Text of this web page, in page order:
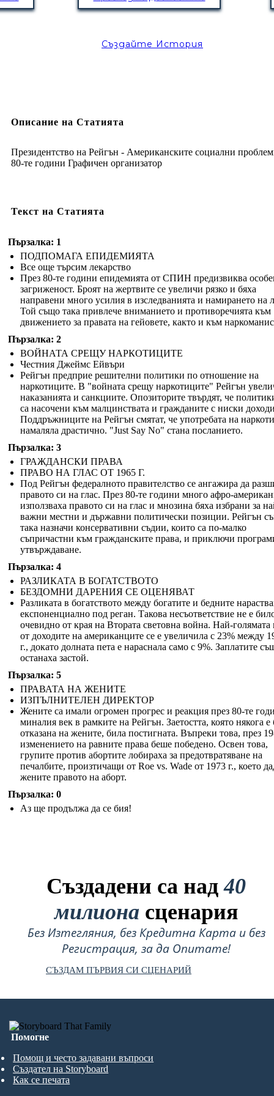
Създайте История
Описание на Статията
Президентство на Рейгън - Американските социални
80-те години Графичен организатор
Текст на Статията
Пързалка: 1
ПОДПОМАГА ЕПИДЕМИЯТА
Все още търсим лекарство
През 80-те години епидемията от СПИН предизвиква
загриженост. Броят на жертвите се увеличи рязко и бяха
направени много усилия в изследванията и намирането на
Той също така привлече вниманието и противоречията към
движението за правата на гейовете, както и към
Пързалка: 2
ВОЙНАТА СРЕЩУ НАРКОТИЦИТЕ
Честния Джеймс Ейвъри
Рейгън предприе решителни политики по отношение на
наркотиците. В "войната срещу наркотиците" Рейгън
наказанията и санкциите. Опозиторите твърдят, че
са насочени към малцинствата и гражданите с ниски
Поддръжниците на Рейгън смятат, че употребата на
намаляла драстично. "Just Say No" стана посланието.
Пързалка: 3
ГРАЖДАНСКИ ПРАВА
ПРАВО НА ГЛАС ОТ 1965 Г.
Под Рейгън федералното правителство се ангажира да
правото си на глас. През 80-те години много афро-
използваха правото си на глас и мнозина бяха избрани за
важни местни и държавни политически позиции. Рейгън
така назначи консервативни съдии, които са по-малко
съпричастни към гражданските права, и приключи
утвърждаване.
Пързалка: 4
РАЗЛИКАТА В БОГАТСТВОТО
БЕЗДОМНИ ДАРЕНИЯ СЕ ОЦЕНЯВАТ
Разликата в богатството между богатите и бедните
експоненциално под реган. Такова несъответствие не е
очевидно от края на Втората световна война. Най-голямата
от доходите на американците се е увеличила с 23% между
г., докато долната пета е нараснала само с 9%. Заплатите
останаха застой.
Пързалка: 5
ПРАВАТА НА ЖЕНИТЕ
ИЗПЪЛНИТЕЛЕН ДИРЕКТОР
Жените са имали огромен прогрес и реакция през 80-те
миналия век в рамките на Рейгън. Заетостта, която някога е
отказана на жените, била постигната. Въпреки това, през
изменението на равните права беше победено. Освен това,
групите против абортите лобираха за предотвратяване на
печалбите, произтичащи от Roe vs. Wade от 1973 г., което
жените правото на аборт.
Пързалка: 0
Аз ще продължа да се бия!
Създадени са над40
милиона сценария
Без Изтегляния, без Кредитна Карта и без
Регистрация, за да Опитате!
СЪЗДАМ ПЪРВИЯ СИ СЦЕНАРИЙ
Помогне
Помощ и често задавани въпроси
Създател на Storyboard
Как се печата